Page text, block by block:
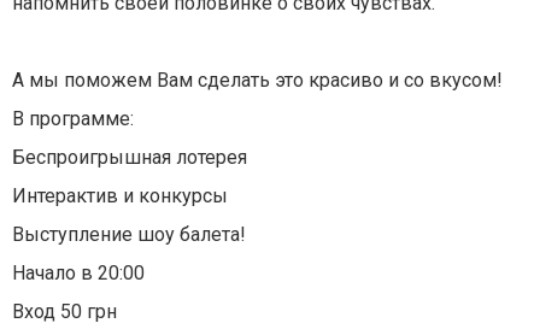
А мы поможем Вам сделать это красиво и со вкусом!
В программе:
Беспроигрышная лотерея
Интерактив и конкурсы
Выступление шоу балета!
Начало в 20:00
Вход 50 грн